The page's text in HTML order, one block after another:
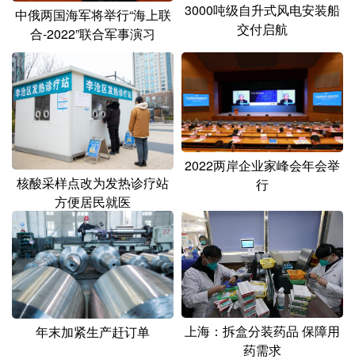
中俄两国海军将举行“海上联
合-2022”联合军事演习
3000吨级自升式风电安装船
交付启航
核酸采样点改为发热诊疗站
方便居民就医
2022两岸企业家峰会年会举
行
年末加紧生产赶订单
上海：拆盒分装药品 保障用
药需求